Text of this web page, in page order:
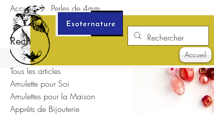
Accueil
Accueil Perles de 4mm
Rechercher par
Tous les articles
Amulette pour Soi
Amulettes pour la Maison
Apprêts de Bijouterie